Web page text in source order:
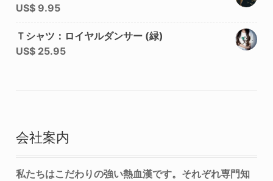
US$9.95
Ｔシャツ：ロイヤルダンサー (緑)
US$25.95
会社案内
私たちはこだわりの強い熱血漢です。それぞれ専門知